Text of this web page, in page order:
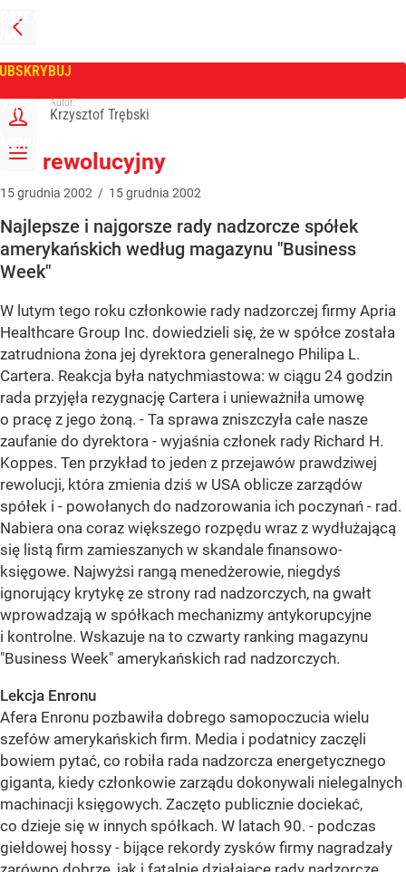
PRZEJDŹ
NA
GŁÓWNĄ
ZALOGUJ
MENU
Tygodnik Wprost
Autor:
Krzysztof Trębski
Ład rewolucyjny
15grudnia 2002 / 15grudnia 2002
Najlepsze i najgorsze rady nadzorcze spółek
amerykańskich według magazynu "Business
Week"
W lutym tego roku członkowie rady nadzorczej firmy Apria
Healthcare Group Inc. dowiedzieli się, że w spółce została
zatrudniona żona jej dyrektora generalnego Philipa L.
Cartera. Reakcja była natychmiastowa: w ciągu 24 godzin
rada przyjęła rezygnację Cartera i unieważniła umowę
o pracę z jego żoną. - Ta sprawa zniszczyła całe nasze
zaufanie do dyrektora - wyjaśnia członek rady Richard H.
Koppes. Ten przykład to jeden z przejawów prawdziwej
rewolucji, która zmienia dziś w USA oblicze zarządów
spółek i - powołanych do nadzorowania ich poczynań - rad.
Nabiera ona coraz większego rozpędu wraz z wydłużającą
się listą firm zamieszanych w skandale finansowo-
księgowe. Najwyżsi rangą menedżerowie, niegdyś
ignorujący krytykę ze strony rad nadzorczych, na gwałt
wprowadzają w spółkach mechanizmy antykorupcyjne
i kontrolne. Wskazuje na to czwarty ranking magazynu
"Business Week" amerykańskich rad nadzorczych.
Lekcja Enronu
Afera Enronu pozbawiła dobrego samopoczucia wielu
szefów amerykańskich firm. Media i podatnicy zaczęli
bowiem pytać, co robiła rada nadzorcza energetycznego
giganta, kiedy członkowie zarządu dokonywali nielegalnych
machinacji księgowych. Zaczęto publicznie dociekać,
co dzieje się w innych spółkach. W latach 90. - podczas
giełdowej hossy - bijące rekordy zysków firmy nagradzały